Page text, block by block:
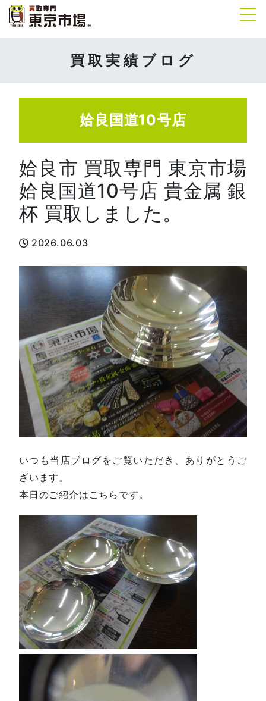
買取実績ブログ
姶良国道10号店
姶良市 買取専門 東京市場
姶良国道10号店 貴金属 銀
杯 買取しました。
2026.06.03
いつも当店ブログをご覧いただき、ありがとうご
ざいます。
本日のご紹介はこちらです。